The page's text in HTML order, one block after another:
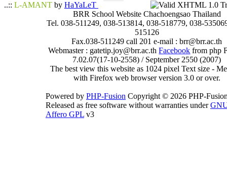
..:: L-AMANT by HaYaLeT
BRR School Website Chachoengsao Thailand
Tel. 038-511249, 038-513814, 038-518779, 038-
515126
Fax.038-511249 call 201 e-mail : brr@brr.ac.th
Webmaster : gatetip.joy@brr.ac.thFacebook from php
7.02.07(17-10-2558) / September 2550 (2007)
The best view this website as 1024 pixel Text size -
with Firefox web browser version 3.0 or over.
Powered by PHP-Fusion Copyright © 2026 PHP-
Released as free software without warranties under
Affero GPL v3